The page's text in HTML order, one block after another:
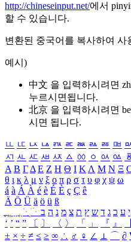
http://chineseinput.net/에서
할 수 있습니다.
변환된 중국어를 복사하여 사
예시)
中文 을 입력하시려면
누르시면됩니다.
北京 을 입력하시려면
시면 됩니다.
ㅥ ㅦ ㅧ ㅨ ㅩ ㅪ ㅫ ㅬ ㅭ ㅮ
ㅺ ㅻ ㅼ ㅽ ㅾ ㅿ ㆀ ㆁ ㆂ ㆃ ㆄ
Α Β ΓΔ Ε Ζ Η Θ Ι ΚΛ Μ Ν Ξ
θ ι κ λ μ ν ξ ο π ρ σ τ υ φ χ ψ ω
á à Á À é è É È ç Ç ê
Ä Ö Ü ä ö ü ß
ִֶֹ ֻּ ׁׂ י ע כ ג ד ש ץ ת צ מ נ ה ב
‘ ’ “ ” 〔 〕 〈 〉 「 」 『 』
± × ÷ ≠ ≤ ≥ ∞ ∴ ♂ ♀ ∠ ⊥ ⌒ ∂